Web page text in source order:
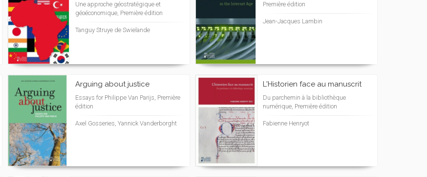
Une approche géostratégique et
géoéconomique, Première édition
Tanguy Struye de Swielande
Première édition
Jean-Jacques Lambin
Arguing about justice
Essays for Philippe Van Parijs, Première
édition
Axel Gosseries, Yannick Vanderborght
L'Historien face au manuscrit
Du parchemin à la bibliothèque
numérique, Première édition
Fabienne Henryot